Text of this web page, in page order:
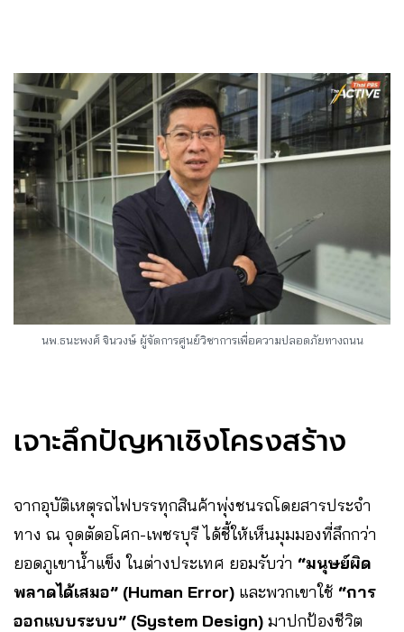
นพ.ธนะพงศ์ จินวงษ์ ผู้จัดการศูนย์วิชาการเพื่อความปลอดภัยทางถนน
เจาะลึกปัญหาเชิงโครงสร้าง
จากอุบัติเหตุรถไฟบรรทุกสินค้าพุ่งชนรถโดยสารประจำ
ทาง ณ จุดตัดอโศก-เพชรบุรี ได้ชี้ให้เห็นมุมมองที่ลึกกว่า
ยอดภูเขาน้ำแข็ง ในต่างประเทศ ยอมรับว่า “มนุษย์ผิด
พลาดได้เสมอ” (Human Error) และพวกเขาใช้ “การ
ออกแบบระบบ” (System Design) มาปกป้องชีวิต